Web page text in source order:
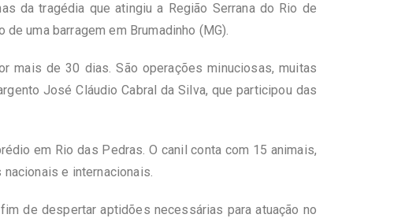
da tragédia que atingiu a Região Serrana do Rio de
uma barragem em Brumadinho (MG).
mais de 30 dias. São operações minuciosas, muitas
José Cláudio Cabral da Silva, que participou das
em Rio das Pedras. O canil conta com 15 animais,
e internacionais.
de despertar aptidões necessárias para atuação no